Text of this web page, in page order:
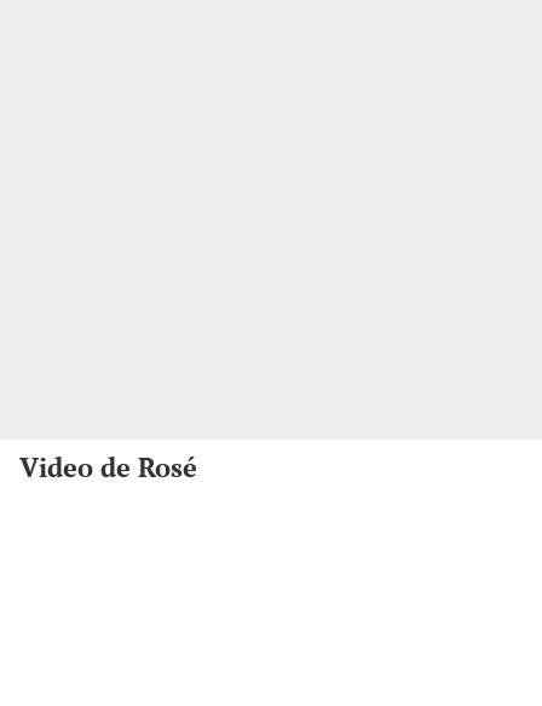
Video de Rosé